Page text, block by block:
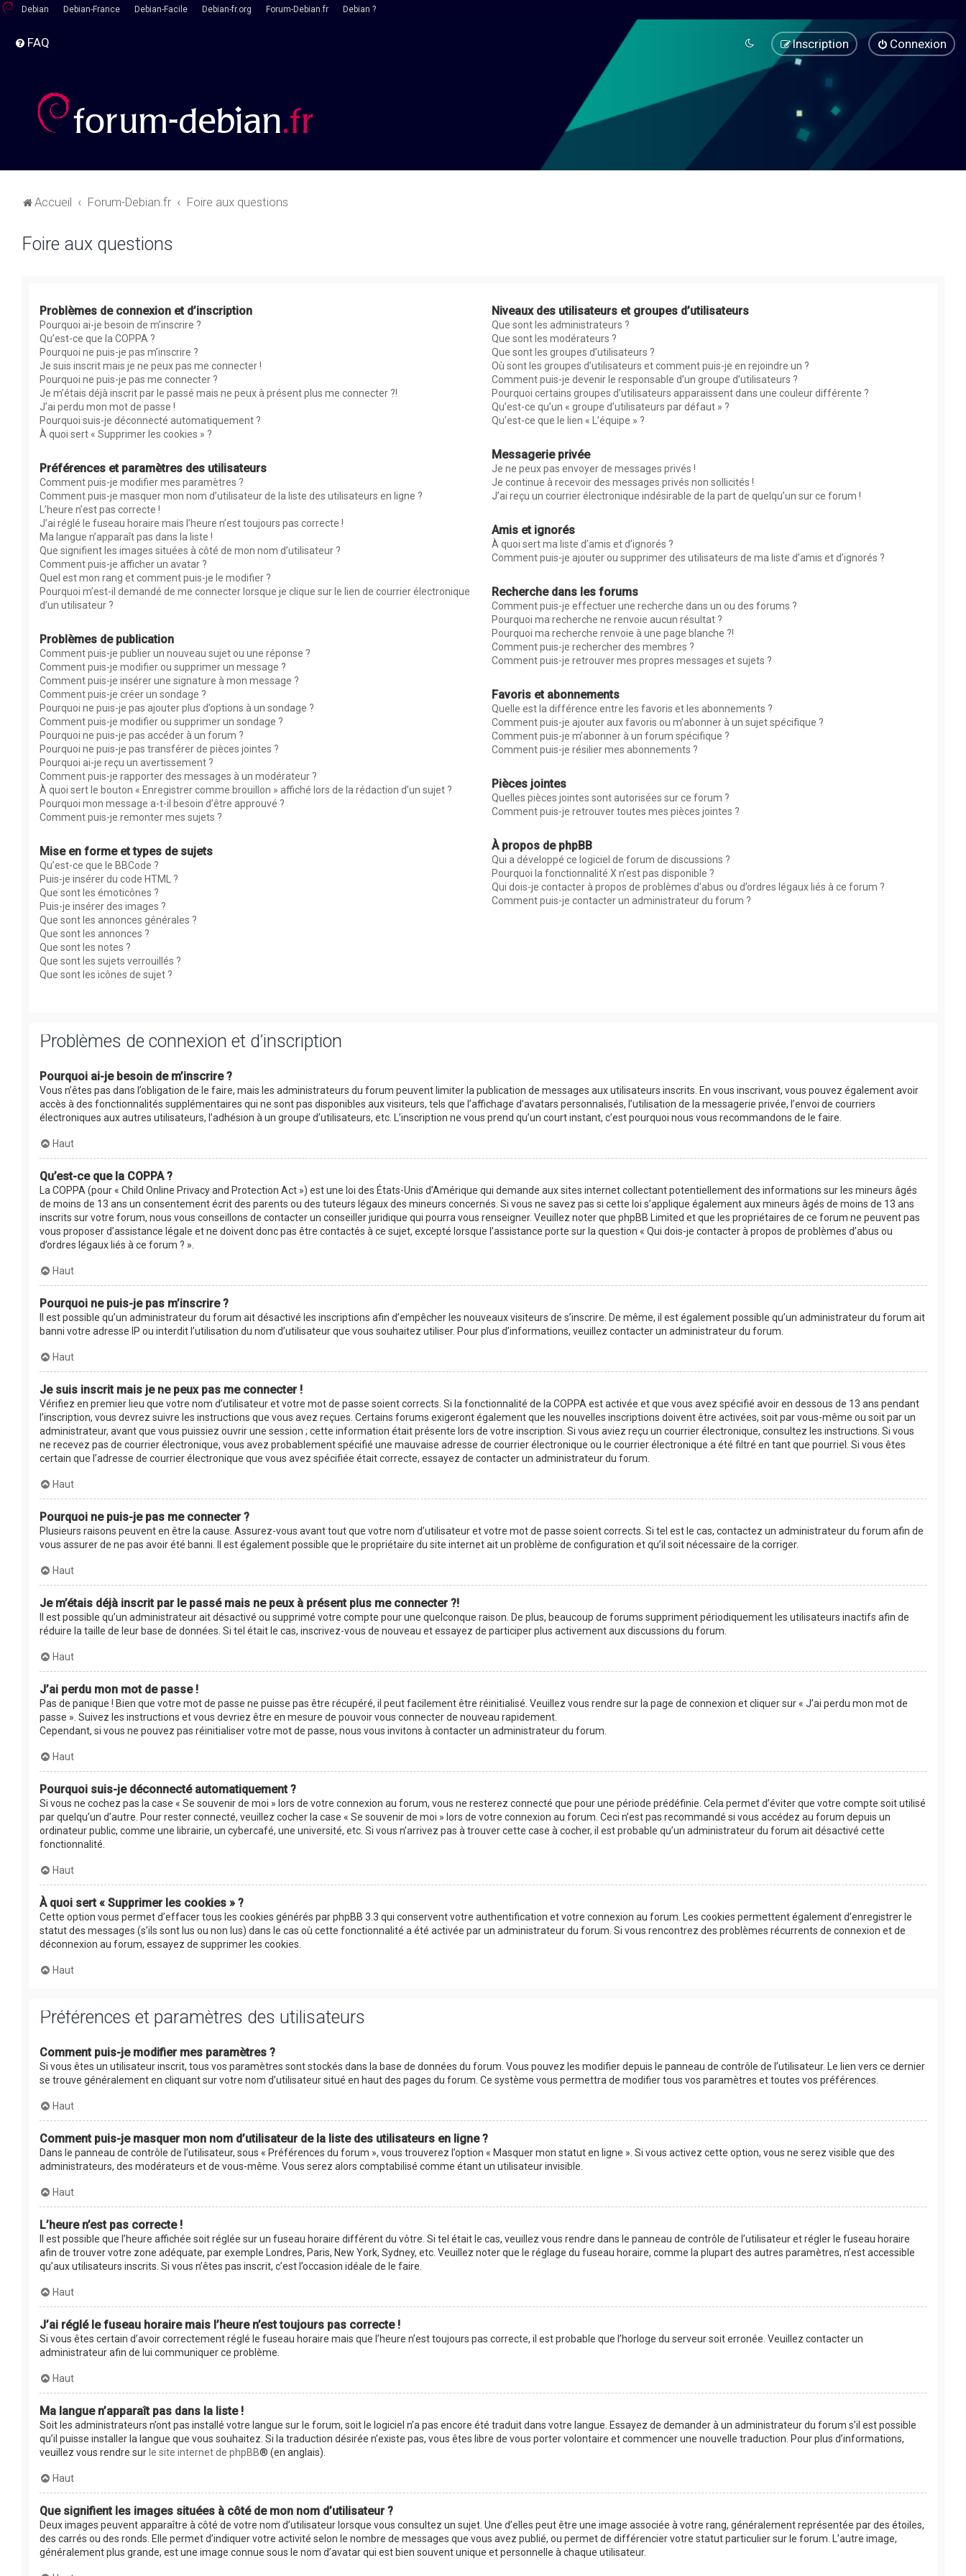
Debian Debian-France Debian-Facile Debian-fr.org Forum-Debian.fr Debian ?
FAQ Connexion
Inscription
Accueil Forum-Debian.fr Foire aux questions
Foire aux questions
Problèmes de connexion et d’inscription
Pourquoi ai-je besoin de m’inscrire ?
Qu’est-ce que la COPPA ?
Pourquoi ne puis-je pas m’inscrire ?
Je suis inscrit mais je ne peux pas me connecter !
Pourquoi ne puis-je pas me connecter ?
Je m’étais déjà inscrit par le passé mais ne peux à présent plus me connecter ?!
J’ai perdu mon mot de passe !
Pourquoi suis-je déconnecté automatiquement ?
À quoi sert « Supprimer les cookies » ?
Préférences et paramètres des utilisateurs
Comment puis-je modifier mes paramètres ?
Comment puis-je masquer mon nom d’utilisateur de la liste des utilisateurs en ligne ?
L’heure n’est pas correcte !
J’ai réglé le fuseau horaire mais l’heure n’est toujours pas correcte !
Ma langue n’apparaît pas dans la liste !
Que signifient les images situées à côté de mon nom d’utilisateur ?
Comment puis-je afficher un avatar ?
Quel est mon rang et comment puis-je le modifier ?
Pourquoi m’est-il demandé de me connecter lorsque je clique sur le lien de courrier électronique
d’un utilisateur ?
Problèmes de publication
Comment puis-je publier un nouveau sujet ou une réponse ?
Comment puis-je modifier ou supprimer un message ?
Comment puis-je insérer une signature à mon message ?
Comment puis-je créer un sondage ?
Pourquoi ne puis-je pas ajouter plus d’options à un sondage ?
Comment puis-je modifier ou supprimer un sondage ?
Pourquoi ne puis-je pas accéder à un forum ?
Pourquoi ne puis-je pas transférer de pièces jointes ?
Pourquoi ai-je reçu un avertissement ?
Comment puis-je rapporter des messages à un modérateur ?
À quoi sert le bouton « Enregistrer comme brouillon » affiché lors de la rédaction d’un sujet ?
Pourquoi mon message a-t-il besoin d’être approuvé ?
Comment puis-je remonter mes sujets ?
Mise en forme et types de sujets
Qu’est-ce que le BBCode ?
Puis-je insérer du code HTML ?
Que sont les émoticônes ?
Puis-je insérer des images ?
Que sont les annonces générales ?
Que sont les annonces ?
Que sont les notes ?
Que sont les sujets verrouillés ?
Que sont les icônes de sujet ?
Niveaux des utilisateurs et groupes d’utilisateurs
Que sont les administrateurs ?
Que sont les modérateurs ?
Que sont les groupes d’utilisateurs ?
Où sont les groupes d’utilisateurs et comment puis-je en rejoindre un ?
Comment puis-je devenir le responsable d’un groupe d’utilisateurs ?
Pourquoi certains groupes d’utilisateurs apparaissent dans une couleur différente ?
Qu’est-ce qu’un « groupe d’utilisateurs par défaut » ?
Qu’est-ce que le lien « L’équipe » ?
Messagerie privée
Je ne peux pas envoyer de messages privés !
Je continue à recevoir des messages privés non sollicités !
J’ai reçu un courrier électronique indésirable de la part de quelqu’un sur ce forum !
Amis et ignorés
À quoi sert ma liste d’amis et d’ignorés ?
Comment puis-je ajouter ou supprimer des utilisateurs de ma liste d’amis et d’ignorés ?
Recherche dans les forums
Comment puis-je effectuer une recherche dans un ou des forums ?
Pourquoi ma recherche ne renvoie aucun résultat ?
Pourquoi ma recherche renvoie à une page blanche ?!
Comment puis-je rechercher des membres ?
Comment puis-je retrouver mes propres messages et sujets ?
Favoris et abonnements
Quelle est la différence entre les favoris et les abonnements ?
Comment puis-je ajouter aux favoris ou m’abonner à un sujet spécifique ?
Comment puis-je m’abonner à un forum spécifique ?
Comment puis-je résilier mes abonnements ?
Pièces jointes
Quelles pièces jointes sont autorisées sur ce forum ?
Comment puis-je retrouver toutes mes pièces jointes ?
À propos de phpBB
Qui a développé ce logiciel de forum de discussions ?
Pourquoi la fonctionnalité X n’est pas disponible ?
Qui dois-je contacter à propos de problèmes d’abus ou d’ordres légaux liés à ce forum ?
Comment puis-je contacter un administrateur du forum ?
Problèmes de connexion et d’inscription
Pourquoi ai-je besoin de m’inscrire ?
Vous n’êtes pas dans l’obligation de le faire, mais les administrateurs du forum peuvent limiter la publication de messages aux utilisateurs inscrits. En vous inscrivant, vous pouvez également avoir
accès à des fonctionnalités supplémentaires qui ne sont pas disponibles aux visiteurs, tels que l’affichage d’avatars personnalisés, l’utilisation de la messagerie privée, l’envoi de courriers
électroniques aux autres utilisateurs, l’adhésion à un groupe d’utilisateurs, etc. L’inscription ne vous prend qu’un court instant, c’est pourquoi nous vous recommandons de le faire.
Haut
Qu’est-ce que la COPPA ?
La COPPA (pour « Child Online Privacy and Protection Act ») est une loi des États-Unis d’Amérique qui demande aux sites internet collectant potentiellement des informations sur les mineurs âgés
de moins de 13 ans un consentement écrit des parents ou des tuteurs légaux des mineurs concernés. Si vous ne savez pas si cette loi s’applique également aux mineurs âgés de moins de 13 ans
inscrits sur votre forum, nous vous conseillons de contacter un conseiller juridique qui pourra vous renseigner. Veuillez noter que phpBB Limited et que les propriétaires de ce forum ne peuvent pas
vous proposer d’assistance légale et ne doivent donc pas être contactés à ce sujet, excepté lorsque l’assistance porte sur la question « Qui dois-je contacter à propos de problèmes d’abus ou
d’ordres légaux liés à ce forum ? ».
Haut
Pourquoi ne puis-je pas m’inscrire ?
Il est possible qu’un administrateur du forum ait désactivé les inscriptions afin d’empêcher les nouveaux visiteurs de s’inscrire. De même, il est également possible qu’un administrateur du forum ait
banni votre adresse IP ou interdit l’utilisation du nom d’utilisateur que vous souhaitez utiliser. Pour plus d’informations, veuillez contacter un administrateur du forum.
Haut
Je suis inscrit mais je ne peux pas me connecter !
Vérifiez en premier lieu que votre nom d’utilisateur et votre mot de passe soient corrects. Si la fonctionnalité de la COPPA est activée et que vous avez spécifié avoir en dessous de 13 ans pendant
l’inscription, vous devrez suivre les instructions que vous avez reçues. Certains forums exigeront également que les nouvelles inscriptions doivent être activées, soit par vous-même ou soit par un
administrateur, avant que vous puissiez ouvrir une session ; cette information était présente lors de votre inscription. Si vous aviez reçu un courrier électronique, consultez les instructions. Si vous
ne recevez pas de courrier électronique, vous avez probablement spécifié une mauvaise adresse de courrier électronique ou le courrier électronique a été filtré en tant que pourriel. Si vous êtes
certain que l’adresse de courrier électronique que vous avez spécifiée était correcte, essayez de contacter un administrateur du forum.
Haut
Pourquoi ne puis-je pas me connecter ?
Plusieurs raisons peuvent en être la cause. Assurez-vous avant tout que votre nom d’utilisateur et votre mot de passe soient corrects. Si tel est le cas, contactez un administrateur du forum afin de
vous assurer de ne pas avoir été banni. Il est également possible que le propriétaire du site internet ait un problème de configuration et qu’il soit nécessaire de la corriger.
Haut
Je m’étais déjà inscrit par le passé mais ne peux à présent plus me connecter ?!
Il est possible qu’un administrateur ait désactivé ou supprimé votre compte pour une quelconque raison. De plus, beaucoup de forums suppriment périodiquement les utilisateurs inactifs afin de
réduire la taille de leur base de données. Si tel était le cas, inscrivez-vous de nouveau et essayez de participer plus activement aux discussions du forum.
Haut
J’ai perdu mon mot de passe !
Pas de panique ! Bien que votre mot de passe ne puisse pas être récupéré, il peut facilement être réinitialisé. Veuillez vous rendre sur la page de connexion et cliquer sur « J’ai perdu mon mot de
passe ». Suivez les instructions et vous devriez être en mesure de pouvoir vous connecter de nouveau rapidement.
Cependant, si vous ne pouvez pas réinitialiser votre mot de passe, nous vous invitons à contacter un administrateur du forum.
Haut
Pourquoi suis-je déconnecté automatiquement ?
Si vous ne cochez pas la case « Se souvenir de moi » lors de votre connexion au forum, vous ne resterez connecté que pour une période prédéfinie. Cela permet d’éviter que votre compte soit utilisé
par quelqu’un d’autre. Pour rester connecté, veuillez cocher la case « Se souvenir de moi » lors de votre connexion au forum. Ceci n’est pas recommandé si vous accédez au forum depuis un
ordinateur public, comme une librairie, un cybercafé, une université, etc. Si vous n’arrivez pas à trouver cette case à cocher, il est probable qu’un administrateur du forum ait désactivé cette
fonctionnalité.
Haut
À quoi sert « Supprimer les cookies » ?
Cette option vous permet d’effacer tous les cookies générés par phpBB 3.3 qui conservent votre authentification et votre connexion au forum. Les cookies permettent également d’enregistrer le
statut des messages (s’ils sont lus ou non lus) dans le cas où cette fonctionnalité a été activée par un administrateur du forum. Si vous rencontrez des problèmes récurrents de connexion et de
déconnexion au forum, essayez de supprimer les cookies.
Haut
Préférences et paramètres des utilisateurs
Comment puis-je modifier mes paramètres ?
Si vous êtes un utilisateur inscrit, tous vos paramètres sont stockés dans la base de données du forum. Vous pouvez les modifier depuis le panneau de contrôle de l’utilisateur. Le lien vers ce dernier
se trouve généralement en cliquant sur votre nom d’utilisateur situé en haut des pages du forum. Ce système vous permettra de modifier tous vos paramètres et toutes vos préférences.
Haut
Comment puis-je masquer mon nom d’utilisateur de la liste des utilisateurs en ligne ?
Dans le panneau de contrôle de l’utilisateur, sous « Préférences du forum », vous trouverez l’option « Masquer mon statut en ligne ». Si vous activez cette option, vous ne serez visible que des
administrateurs, des modérateurs et de vous-même. Vous serez alors comptabilisé comme étant un utilisateur invisible.
Haut
L’heure n’est pas correcte !
Il est possible que l’heure affichée soit réglée sur un fuseau horaire différent du vôtre. Si tel était le cas, veuillez vous rendre dans le panneau de contrôle de l’utilisateur et régler le fuseau horaire
afin de trouver votre zone adéquate, par exemple Londres, Paris, New York, Sydney, etc. Veuillez noter que le réglage du fuseau horaire, comme la plupart des autres paramètres, n’est accessible
qu’aux utilisateurs inscrits. Si vous n’êtes pas inscrit, c’est l’occasion idéale de le faire.
Haut
J’ai réglé le fuseau horaire mais l’heure n’est toujours pas correcte !
Si vous êtes certain d’avoir correctement réglé le fuseau horaire mais que l’heure n’est toujours pas correcte, il est probable que l’horloge du serveur soit erronée. Veuillez contacter un
administrateur afin de lui communiquer ce problème.
Haut
Ma langue n’apparaît pas dans la liste !
Soit les administrateurs n’ont pas installé votre langue sur le forum, soit le logiciel n’a pas encore été traduit dans votre langue. Essayez de demander à un administrateur du forum s’il est possible
qu’il puisse installer la langue que vous souhaitez. Si la traduction désirée n’existe pas, vous êtes libre de vous porter volontaire et commencer une nouvelle traduction. Pour plus d’informations,
veuillez vous rendre sur le site internet de phpBB® (en anglais).
Haut
Que signifient les images situées à côté de mon nom d’utilisateur ?
Deux images peuvent apparaître à côté de votre nom d’utilisateur lorsque vous consultez un sujet. Une d’elles peut être une image associée à votre rang, généralement représentée par des étoiles,
des carrés ou des ronds. Elle permet d’indiquer votre activité selon le nombre de messages que vous avez publié, ou permet de différencier votre statut particulier sur le forum. L’autre image,
généralement plus grande, est une image connue sous le nom d’avatar qui est bien souvent unique et personnelle à chaque utilisateur.